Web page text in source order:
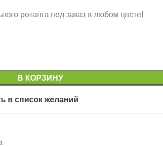
ротанга под заказ в любом цвете!
В КОРЗИНУ
в список желаний